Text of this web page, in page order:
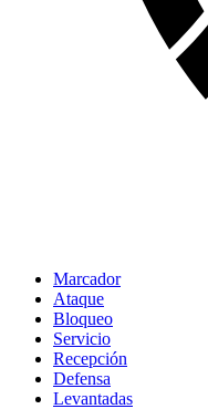
Marcador
Ataque
Bloqueo
Servicio
Recepción
Defensa
Levantadas